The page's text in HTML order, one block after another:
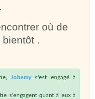
où de
.
Johemy s'est engagé à
s'engagent quant à eux à